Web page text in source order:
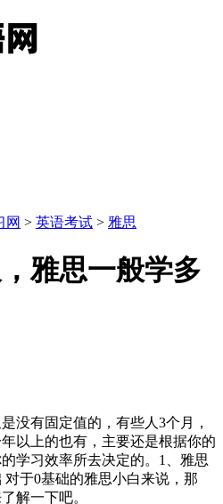
网 > 英语考试 > 雅思
雅思一般学多
没有固定值的，有些人3个月，
以上的也有，主要还是根据你的
学习效率所去决定的。1、雅思
于0基础的雅思小白来说，那
解一下吧。